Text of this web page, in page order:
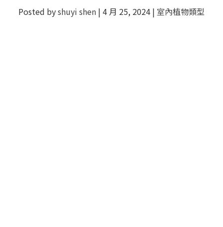
Posted byshuyi shen | 4 月 25, 2024 | 室內植物類型